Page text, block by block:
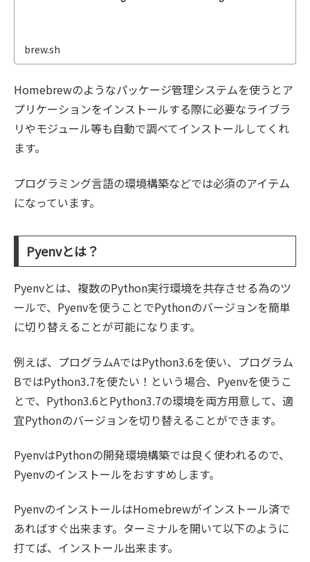
brew.sh
Homebrewのようなパッケージ管理システムを使うとア
プリケーションをインストールする際に必要なライブラ
リやモジュール等も自動で調べてインストールしてくれ
ます。
プログラミング言語の環境構築などでは必須のアイテム
になっています。
Pyenvとは？
Pyenvとは、複数のPython実行環境を共存させる為のツ
ールで、Pyenvを使うことでPythonのバージョンを簡単
に切り替えることが可能になります。
例えば、プログラムAではPython3.6を使い、プログラム
BではPython3.7を使たい！という場合、Pyenvを使うこ
とで、Python3.6とPython3.7の環境を両方用意して、適
宜Pythonのバージョンを切り替えることができます。
PyenvはPythonの開発環境構築では良く使われるので、
Pyenvのインストールをおすすめします。
PyenvのインストールはHomebrewがインストール済で
あればすぐ出来ます。ターミナルを開いて以下のように
打てば、インストール出来ます。